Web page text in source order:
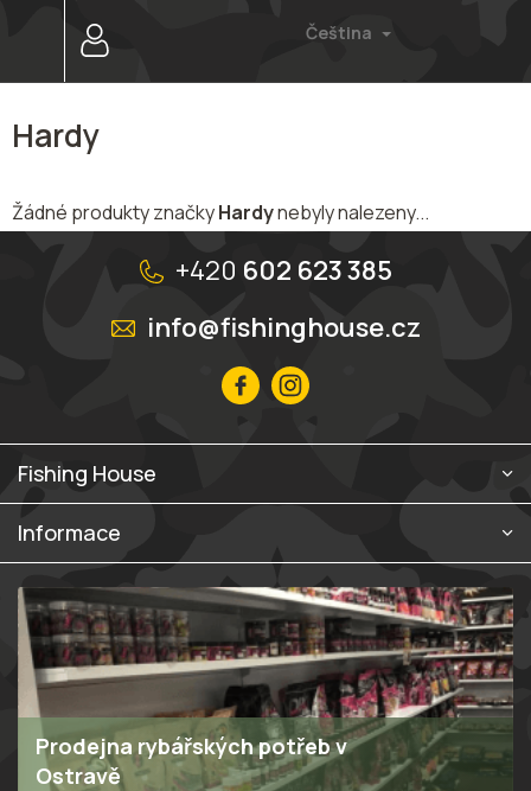
Čeština
Hardy
Žádné produkty značkyHardynebyly nalezeny...
+420 602 623 385
info@fishinghouse.cz
Fishing House
Informace
Prodejna rybářských potřeb v
Ostravě